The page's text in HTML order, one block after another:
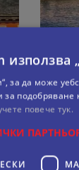
използва
за да може
подобряване
повече тук.